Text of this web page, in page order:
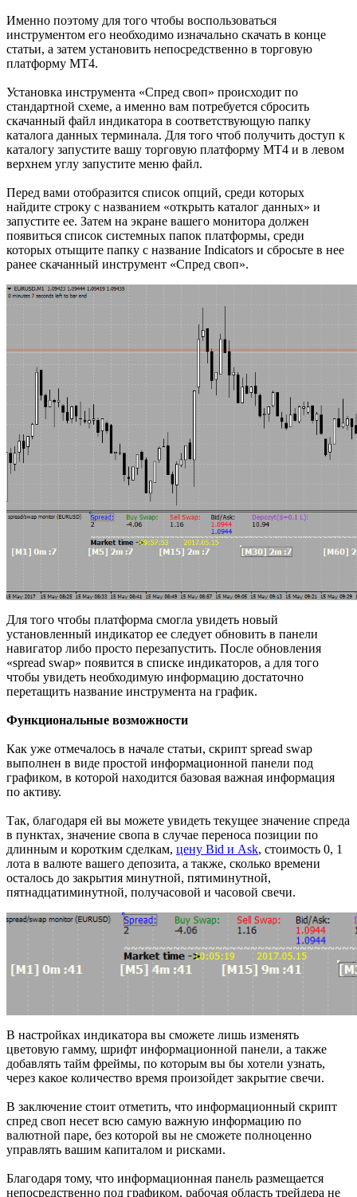
Именно поэтому для того чтобы воспользоваться
инструментом его необходимо изначально скачать в конце
статьи, а затем установить непосредственно в торговую
платформу МТ4.
Установка инструмента «Спред своп» происходит по
стандартной схеме, а именно вам потребуется сбросить
скачанный файл индикатора в соответствующую папку
каталога данных терминала. Для того чтоб получить доступ к
каталогу запустите вашу торговую платформу МТ4 и в левом
верхнем углу запустите меню файл.
Перед вами отобразится список опций, среди которых
найдите строку с названием «открыть каталог данных» и
запустите ее. Затем на экране вашего монитора должен
появиться список системных папок платформы, среди
которых отыщите папку с название Indicators и сбросьте в нее
ранее скачанный инструмент «Спред своп».
Для того чтобы платформа смогла увидеть новый
установленный индикатор ее следует обновить в панели
навигатор либо просто перезапустить. После обновления
«spread swap» появится в списке индикаторов, а для того
чтобы увидеть необходимую информацию достаточно
перетащить название инструмента на график.
Функциональные возможности
Как уже отмечалось в начале статьи, скрипт spread swap
выполнен в виде простой информационной панели под
графиком, в которой находится базовая важная информация
по активу.
Так, благодаря ей вы можете увидеть текущее значение спреда
в пунктах, значение свопа в случае переноса позиции по
длинным и коротким сделкам, цену Bid и Ask, стоимость 0, 1
лота в валюте вашего депозита, а также, сколько времени
осталось до закрытия минутной, пятиминутной,
пятнадцатиминутной, получасовой и часовой свечи.
В настройках индикатора вы сможете лишь изменять
цветовую гамму, шрифт информационной панели, а также
добавлять тайм фреймы, по которым вы бы хотели узнать,
через какое количество время произойдет закрытие свечи.
В заключение стоит отметить, что информационный скрипт
спред своп несет всю самую важную информацию по
валютной паре, без которой вы не сможете полноценно
управлять вашим капиталом и рисками.
Благодаря тому, что информационная панель размещается
непосредственно под графиком, рабочая область трейдера не